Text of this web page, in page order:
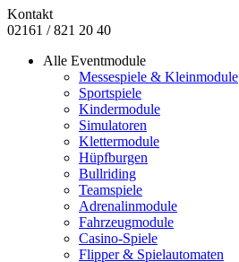
Kontakt
02161 / 821 20 40
Alle Eventmodule
Messespiele & Kleinmodule
Sportspiele
Kindermodule
Simulatoren
Klettermodule
Hüpfburgen
Bullriding
Teamspiele
Adrenalinmodule
Fahrzeugmodule
Casino-Spiele
Flipper & Spielautomaten